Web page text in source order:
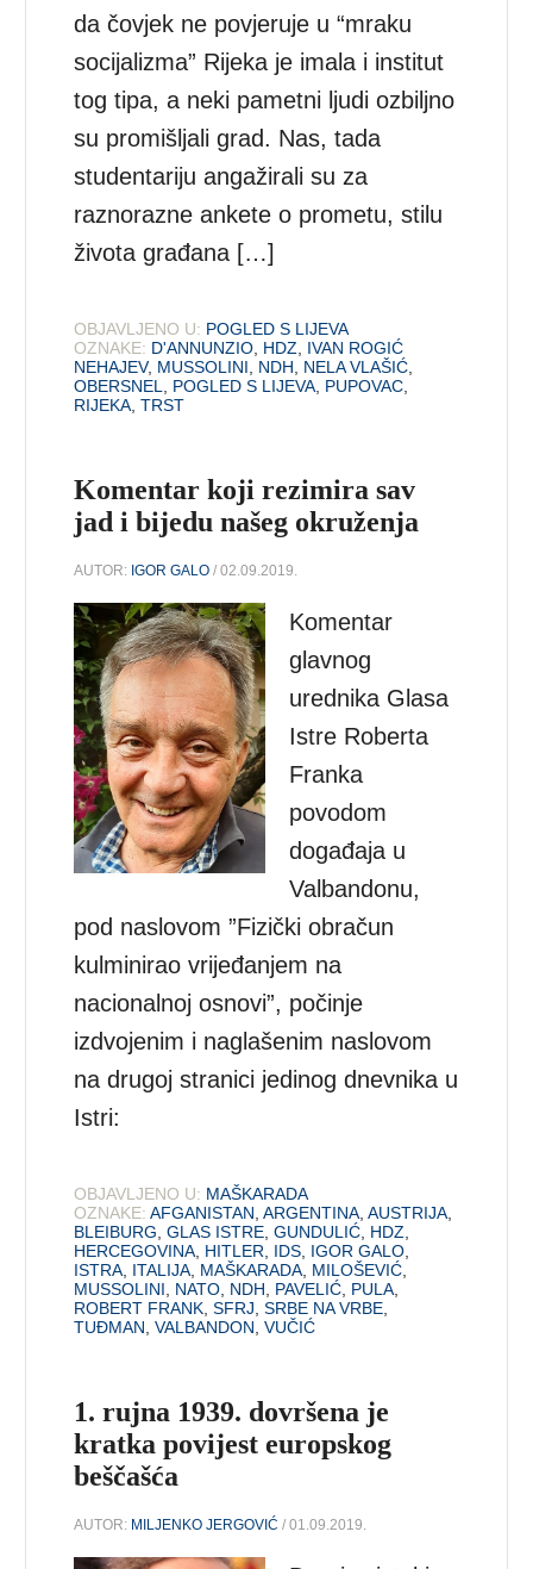
da čovjek ne povjeruje u “mraku
socijalizma” Rijeka je imala i institut
tog tipa, a neki pametni ljudi ozbiljno
su promišljali grad. Nas, tada
studentariju angažirali su za
raznorazne ankete o prometu, stilu
života građana […]
OBJAVLJENO U: POGLED S LIJEVA
OZNAKE: D'ANNUNZIO HDZ
IVAN ROGIĆ
NEHAJEV, MUSSOLINI NDH NELA VLAŠIĆ
OBERSNEL
POGLED S LIJEVA PUPOVAC
RIJEKA ,TRST
Komentar koji rezimira sav
jad i bijedu našeg okruženja
AUTOR: IGOR GALO / 02.09.2019.
Komentar
glavnog
urednika Glasa
Istre Roberta
Franka
povodom
događaja u
Valbandonu,
pod naslovom ”Fizički obračun
kulminirao vrijeđanjem na
nacionalnoj osnovi”, počinje
izdvojenim i naglašenim naslovom
na drugoj stranici jedinog dnevnika u
Istri:
OBJAVLJENO U: MAŠKARADA
OZNAKE: AFGANISTAN ,ARGENTINA ,AUSTRIJA
BLEIBURG ,GLAS ISTRE ,GUNDULIĆ HDZ
HERCEGOVINA HITLER IDS IGOR GALO
ISTRA ITALIJA MAŠKARADA MILOŠEVIĆ
MUSSOLINI
NATO NDH PAVELIĆ PULA
ROBERT FRANK ,SFRJ ,SRBE NA VRBE
TUĐMAN ,VALBANDON ,VUČIĆ
1. rujna 1939. dovršena je
kratka povijest europskog
beščašća
AUTOR: MILJENKO JERGOVIĆ / 01.09.2019.